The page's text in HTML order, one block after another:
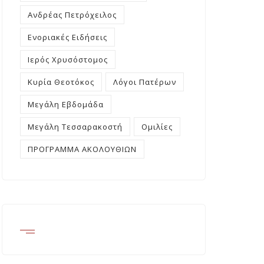
Ανδρέας Πετρόχειλος
Ενοριακές Ειδήσεις
Ιερός Χρυσόστομος
Κυρία Θεοτόκος Λόγοι Πατέρων
Μεγάλη Εβδομάδα
Μεγάλη Τεσσαρακοστή Ομιλίες
ΠΡΟΓΡΑΜΜΑ ΑΚΟΛΟΥΘΙΩΝ